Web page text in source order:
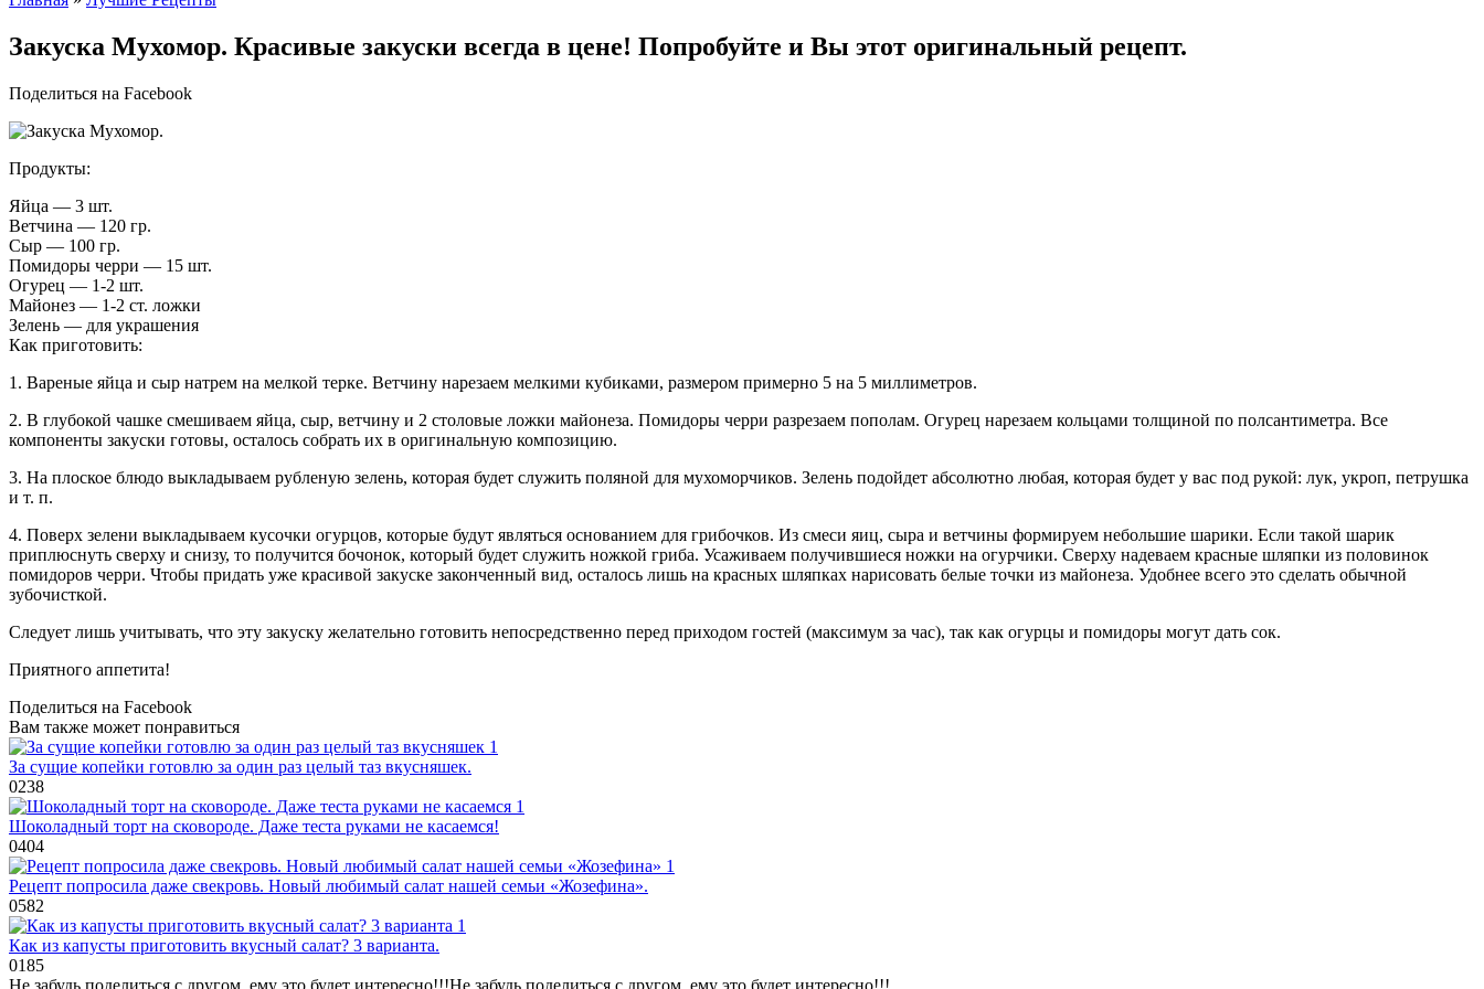
Закуска Мухомор. Красивые закуски всегда в цене! Попробуйте и Вы этот оригинальный рецепт.
Поделиться на Facebook
Продукты:
Яйца — 3 шт.
Ветчина — 120 гр.
Сыр — 100 гр.
Помидоры черри — 15 шт.
Огурец — 1-2 шт.
Майонез — 1-2 ст. ложки
Зелень — для украшения
Как приготовить:
1. Вареные яйца и сыр натрем на мелкой терке. Ветчину нарезаем мелкими кубиками, размером примерно 5 на 5 миллиметров.
2. В глубокой чашке смешиваем яйца, сыр, ветчину и 2 столовые ложки майонеза. Помидоры черри разрезаем пополам. Огурец нарезаем кольцами толщиной по полсантиметра. Все
компоненты закуски готовы, осталось собрать их в оригинальную композицию.
3. На плоское блюдо выкладываем рубленую зелень, которая будет служить поляной для мухоморчиков. Зелень подойдет абсолютно любая, которая будет у вас под рукой: лук, укроп, петрушка
и т. п.
4. Поверх зелени выкладываем кусочки огурцов, которые будут являться основанием для грибочков. Из смеси яиц, сыра и ветчины формируем небольшие шарики. Если такой шарик
приплюснуть сверху и снизу, то получится бочонок, который будет служить ножкой гриба. Усаживаем получившиеся ножки на огурчики. Сверху надеваем красные шляпки из половинок
помидоров черри. Чтобы придать уже красивой закуске законченный вид, осталось лишь на красных шляпках нарисовать белые точки из майонеза. Удобнее всего это сделать обычной
зубочисткой.
Следует лишь учитывать, что эту закуску желательно готовить непосредственно перед приходом гостей (максимум за час), так как огурцы и помидоры могут дать сок.
Приятного аппетита!
Поделиться на Facebook
Вам также может понравиться
За сущие копейки готовлю за один раз целый таз вкусняшек.
0238
Шоколадный торт на сковороде. Даже теста руками не касаемся!
0404
Рецепт попросила даже свекровь. Новый любимый салат нашей семьи «Жозефина».
0582
Как из капусты приготовить вкусный салат? 3 варианта.
0185
Не забудь поделиться с другом, ему это будет интересно!!!Не забудь поделиться с другом, ему это будет интересно!!!